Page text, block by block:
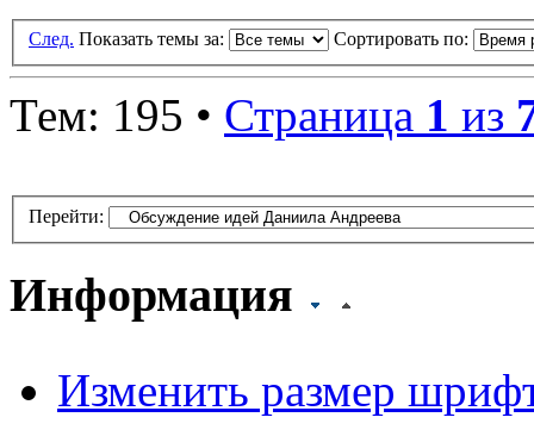
След. Показать темы за: Сортировать по:
Тем: 195 • Страница 1 из
Перейти:
Информация
Кто сейчас на форуме
Изменить размер